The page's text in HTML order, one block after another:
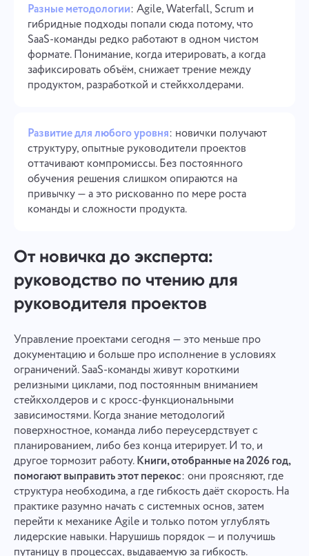
Разные методологии: Agile, Waterfall, Scrum и
гибридные подходы попали сюда потому, что
SaaS-команды редко работают в одном чистом
формате. Понимание, когда итерировать, а когда
зафиксировать объём, снижает трение между
продуктом, разработкой и стейкхолдерами.
Развитие для любого уровня: новички получают
структуру, опытные руководители проектов
оттачивают компромиссы. Без постоянного
обучения решения слишком опираются на
привычку — а это рискованно по мере роста
команды и сложности продукта.
От новичка до эксперта:
руководство по чтению для
руководителя проектов
Управление проектами сегодня — это меньше про
документацию и больше про исполнение в условиях
ограничений. SaaS-команды живут короткими
релизными циклами, под постоянным вниманием
стейкхолдеров и с кросс-функциональными
зависимостями. Когда знание методологий
поверхностное, команда либо переусердствует с
планированием, либо без конца итерирует. И то, и
другое тормозит работу.Книги, отобранные на 2026 год,
помогают выправить этот перекос: они проясняют, где
структура необходима, а где гибкость даёт скорость. На
практике разумно начать с системных основ, затем
перейти к механике Agile и только потом углублять
лидерские навыки. Нарушишь порядок — и получишь
путаницу в процессах, выдаваемую за гибкость.